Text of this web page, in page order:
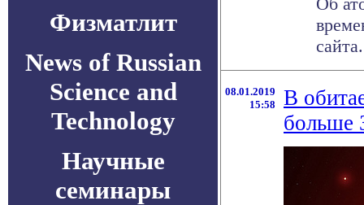
Физматлит
News of Russian
Science and
Technology
Научные
семинары
08.01.2019
15:58
В
больше